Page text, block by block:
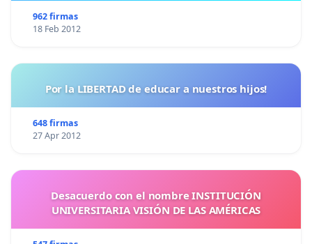
962 firmas
18 Feb 2012
Por la LIBERTAD de educar a nuestros hijos!
648 firmas
27 Apr 2012
Desacuerdo con el nombre INSTITUCIÓN
UNIVERSITARIA VISIÓN DE LAS AMÉRICAS